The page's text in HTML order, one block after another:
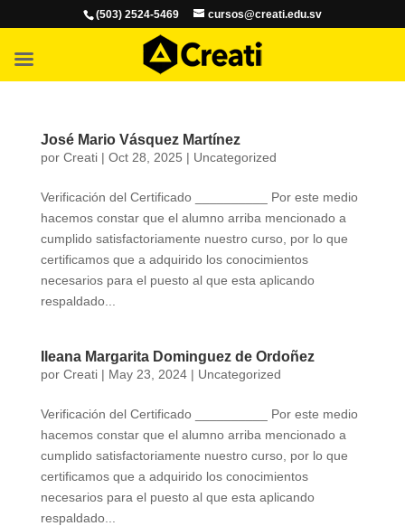
(503) 2524-5469 cursos@creati.edu.sv
José Mario Vásquez Martínez
por Creati| Oct 28, 2025 | Uncategorized
Verificación del Certificado __________ Por este medio
hacemos constar que el alumno arriba mencionado a
cumplido satisfactoriamente nuestro curso, por lo que
certificamos que a adquirido los conocimientos
necesarios para el puesto al que esta aplicando
respaldado...
Ileana Margarita Dominguez de Ordoñez
por Creati| May 23, 2024| Uncategorized
Verificación del Certificado __________ Por este medio
hacemos constar que el alumno arriba mencionado a
cumplido satisfactoriamente nuestro curso, por lo que
certificamos que a adquirido los conocimientos
necesarios para el puesto al que esta aplicando
respaldado...